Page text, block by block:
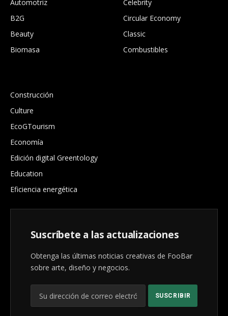
Automotriz
B2G
Beauty
Biomasa
Celebrity
Circular Economy
Classic
Combustibles
Construcción
Culture
EcoGTourism
Economía
Edición digital Greentology
Education
Eficiencia energética
Suscríbete a las actualizaciones
Obtenga las últimas noticias creativas de FooBar
sobre arte, diseño y negocios.